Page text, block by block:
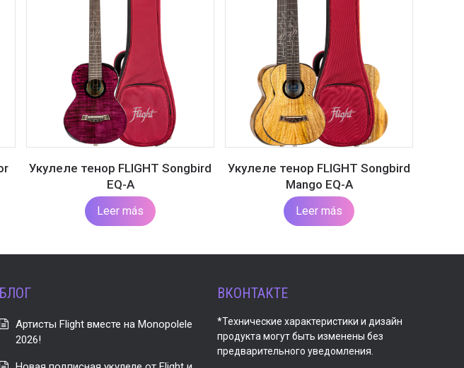
Укулеле тенор FLIGHT Songbird
EQ-A
Leer más
Укулеле тенор FLIGHT Songbird
Mango EQ-A
Leer más
БЛОГ
Артисты Flight вместе на Monopolele
2026!
ВКОНТАКТЕ
*Технические характеристики и дизайн
продукта могут быть изменены без
предварительного уведомления.